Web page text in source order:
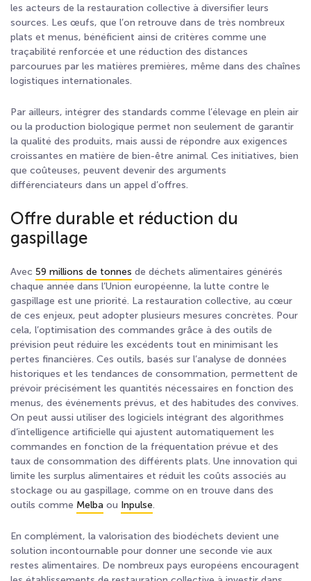
les acteurs de la restauration collective à diversifier leurs
sources. Les œufs, que l’on retrouve dans de très nombreux
plats et menus, bénéficient ainsi de critères comme une
traçabilité renforcée et une réduction des distances
parcourues par les matières premières, même dans des chaînes
logistiques internationales.
Par ailleurs, intégrer des standards comme l’élevage en plein air
ou la production biologique permet non seulement de garantir
la qualité des produits, mais aussi de répondre aux exigences
croissantes en matière de bien-être animal. Ces initiatives, bien
que coûteuses, peuvent devenir des arguments
différenciateurs dans un appel d’offres.
Offre durable et réduction du
gaspillage
Avec 59 millions de tonnes de déchets alimentaires générés
chaque année dans l’Union européenne, la lutte contre le
gaspillage est une priorité. La restauration collective, au cœur
de ces enjeux, peut adopter plusieurs mesures concrètes. Pour
cela, l’optimisation des commandes grâce à des outils de
prévision peut réduire les excédents tout en minimisant les
pertes financières. Ces outils, basés sur l’analyse de données
historiques et les tendances de consommation, permettent de
prévoir précisément les quantités nécessaires en fonction des
menus, des événements prévus, et des habitudes des convives.
On peut aussi utiliser des logiciels intégrant des algorithmes
d’intelligence artificielle qui ajustent automatiquement les
commandes en fonction de la fréquentation prévue et des
taux de consommation des différents plats. Une innovation qui
limite les surplus alimentaires et réduit les coûts associés au
stockage ou au gaspillage, comme on en trouve dans des
outils comme Melba ou Inpulse.
En complément, la valorisation des biodéchets devient une
solution incontournable pour donner une seconde vie aux
restes alimentaires. De nombreux pays européens encouragent